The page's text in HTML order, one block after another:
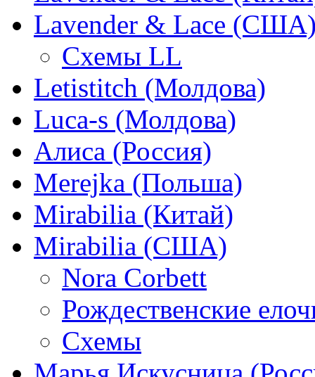
Lavender & Lace
Схемы LL
Letistitch (Молдова)
Luca-s (Молдова)
Алиса (Россия)
Merejka (Польша)
Mirabilia (Китай)
Mirabilia (США)
Nora Corbett
Рождественские
Схемы